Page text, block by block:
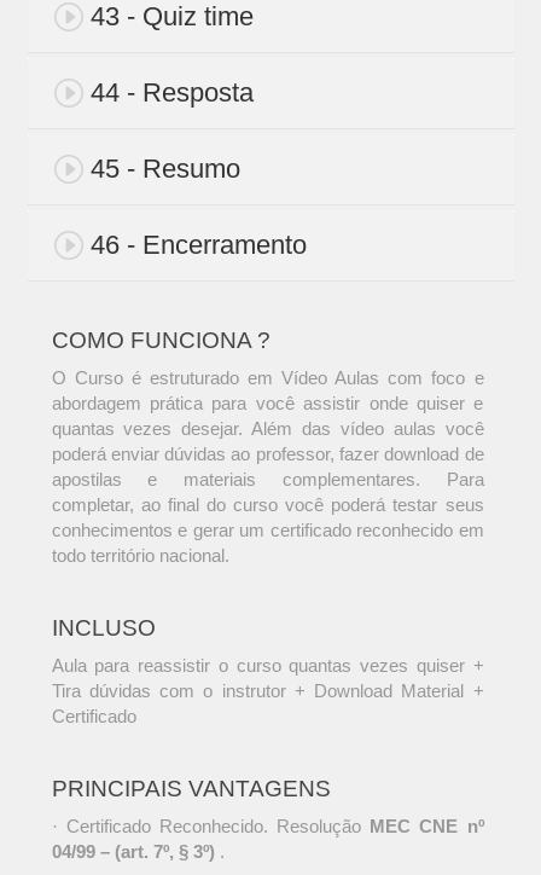
43 - Quiz time
44 - Resposta
45 - Resumo
46 - Encerramento
COMO FUNCIONA ?
O Curso é estruturado em Vídeo Aulas com foco e
abordagem prática para você assistir onde quiser e
quantas vezes desejar. Além das vídeo aulas você
poderá enviar dúvidas ao professor, fazer download de
apostilas e materiais complementares. Para
completar, ao final do curso você poderá testar seus
conhecimentos e gerar um certificado reconhecido em
todo território nacional.
INCLUSO
Aula para reassistir o curso quantas vezes quiser +
Tira dúvidas com o instrutor + Download Material +
Certificado
PRINCIPAIS VANTAGENS
· Certificado Reconhecido. Resolução MEC CNE nº
04/99 – (art. 7º, § 3º) .